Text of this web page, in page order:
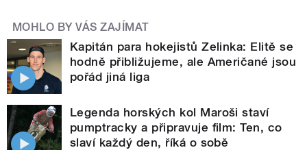
MOHLO BY VÁS ZAJÍMAT
Kapitán para hokejistů Zelinka: Elitě se
hodně přibližujeme, ale Američané jsou
pořád jiná liga
Legenda horských kol Maroši staví
pumptracky a připravuje film: Ten, co
slaví každý den, říká o sobě